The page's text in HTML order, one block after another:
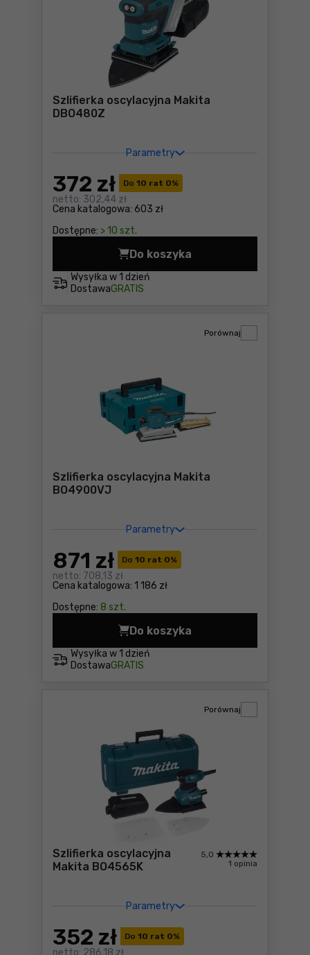
Szlifierka oscylacyjna Makita
DBO480Z
Parametry
Do 10 rat 0%
Cena katalogowa: 603 zł
372 zł
netto: 302,44 zł
Dostępne: > 10 szt.
Wysyłka w 1 dzień
DostawaGRATIS
Do koszyka
Szlifierka oscylacyjna
Szlifierka oscylacyjna Makita
BO4900VJ
Parametry
Do 10 rat 0%
Cena katalogowa: 1 186 zł
871 zł
netto: 708,13 zł
Dostępne: 8 szt.
Porównaj
Wysyłka w 1 dzień
DostawaGRATIS
Do koszyka
Szlifierka oscylacyjna
Szlifierka oscylacyjna
Makita BO4565K
Parametry
5,0
1 opinia
Do 10 rat 0%
352 zł
netto: 286,18 zł
Porównaj